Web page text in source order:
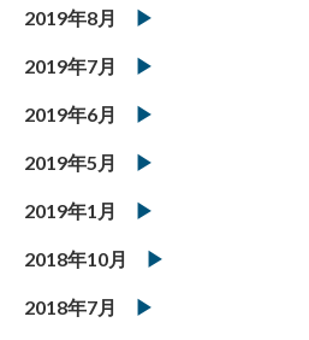
2019年8月
2019年7月
2019年6月
2019年5月
2019年1月
2018年10月
2018年7月